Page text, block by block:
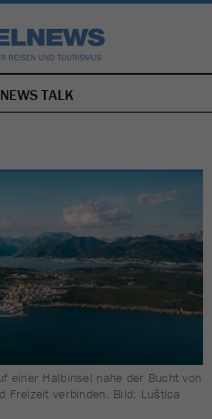
NAVIGATION
ÜBERSPRINGEN
TALK
einer Halbinsel nahe der Bucht von
Freizeit verbinden. Bild: Luštica